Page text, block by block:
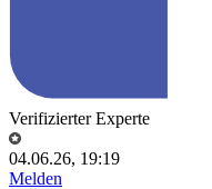
Verifizierter Experte
04.06.26, 19:19
Melden